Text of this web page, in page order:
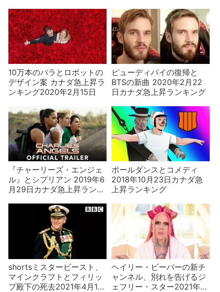
キング
10万本のバラとロボットの
デザイン案 カナダ急上昇ラ
ンキング2020年2月15日
ピューディパイの復帰と
BTSの新曲 2020年2月22
日カナダ急上昇ランキング
『チャーリーズ・エンジェ
ル』とシプリアン 2019年6
月29日カナダ急上昇ランキ
ポールダンスとコメディ
2018年10月23日カナダ急
上昇ランキング
shortsミスタービースト、
マインクラフトとフィリッ
プ殿下の死去2021年4月11
ヘイリー・ビーバーの新チ
ャンネル、別れを告げるジ
ェフリー・スター2021年3